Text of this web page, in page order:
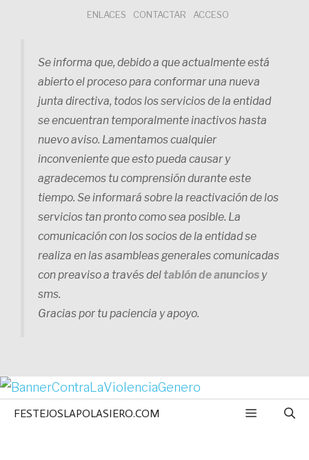
ENLACES CONTACTAR ACCESO
Se informa que, debido a que actualmente está
abierto el proceso para conformar una nueva
junta directiva, todos los servicios de la entidad
se encuentran temporalmente inactivos hasta
nuevo aviso. Lamentamos cualquier
inconveniente que esto pueda causar y
agradecemos tu comprensión durante este
tiempo. Se informará sobre la reactivación de los
servicios tan pronto como sea posible. La
comunicación con los socios de la entidad se
realiza en las asambleas generales comunicadas
con preaviso a través del tablón de anuncios y
sms.
Gracias por tu paciencia y apoyo.
FESTEJOSLAPOLASIERO.COM MENÚ